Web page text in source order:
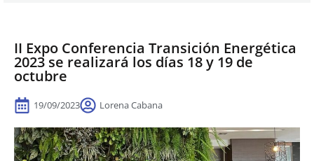
II Expo Conferencia Transición Energética
2023 se realizará los días 18 y 19 de
octubre
19/09/2023 Lorena Cabana